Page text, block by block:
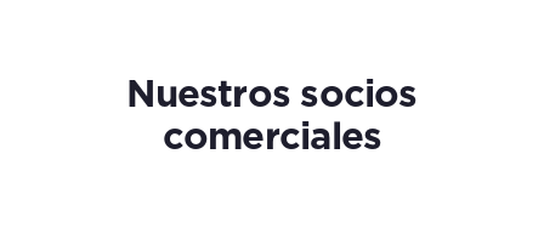
Nuestros socios
comerciales